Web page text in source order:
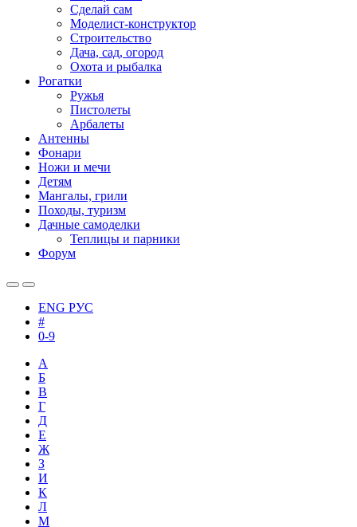
Сделай сам
Моделист-конструктор
Строительство
Дача, сад, огород
Охота и рыбалка
Рогатки
Ружья
Пистолеты
Арбалеты
Антенны
Фонари
Ножи и мечи
Детям
Мангалы, грили
Походы, туризм
Дачные самоделки
Теплицы и парники
Форум
ENG РУС
#
0-9
А
Б
В
Г
Д
Е
Ж
З
И
К
Л
М